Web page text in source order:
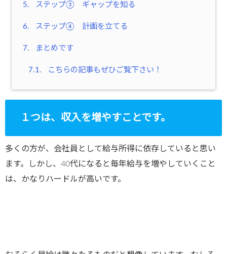
5. ステップ③ ギャップを知る
6. ステップ④ 計画を立てる
7. まとめです
7.1. こちらの記事もぜひご覧下さい！
１つは、収入を増やすことです。
多くの方が、会社員として給与所得に依存していると思い
ます。しかし、40代になると毎年給与を増やしていくこと
は、かなりハードルが高いです。